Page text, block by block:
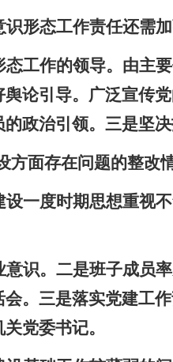
识形态工作责任还需
工作的领导。 由主
舆论引导。广泛宣传
的政治引领。 三是坚
方面存在问题的整改
设一度时期思想重视
意识。二是班子成员
。 三是落实党建工
关党委书记。